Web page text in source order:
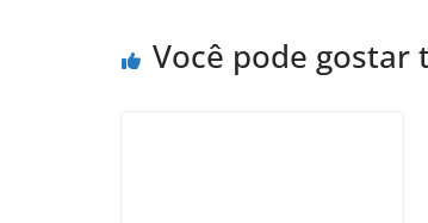
Você pode gostar